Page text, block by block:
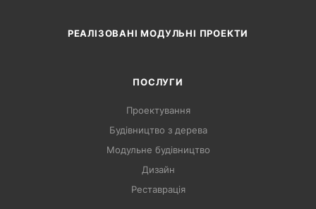
РЕАЛІЗОВАНІ МОДУЛЬНІ ПРОЕКТИ
ПОСЛУГИ
Проектування
Будівництво з дерева
Модульне будівництво
Дизайн
Реставрація